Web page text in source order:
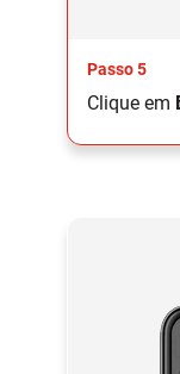
Passo 5
Clique em